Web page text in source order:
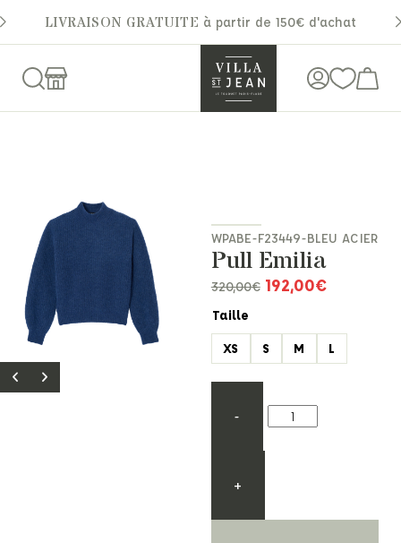
LIVRAISON GRATUITE à partir de 150€ d'achat
WPABE-F23449-BLEU ACIER
Pull Emilia
320,00€ 192,00€
Taille
XS
S M L
-
+